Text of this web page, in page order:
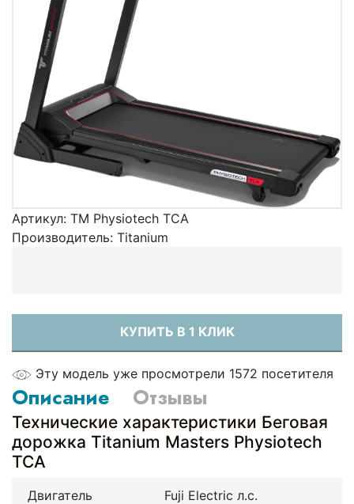
Артикул: TM Physiotech TCA
Производитель: Titanium
КУПИТЬ В 1 КЛИК
Эту модель уже просмотрели 1572 посетителя
Описание Отзывы
Технические характеристики Беговая
дорожка Titanium Masters Physiotech
TCA
Двигатель
Fuji Electric л.с.